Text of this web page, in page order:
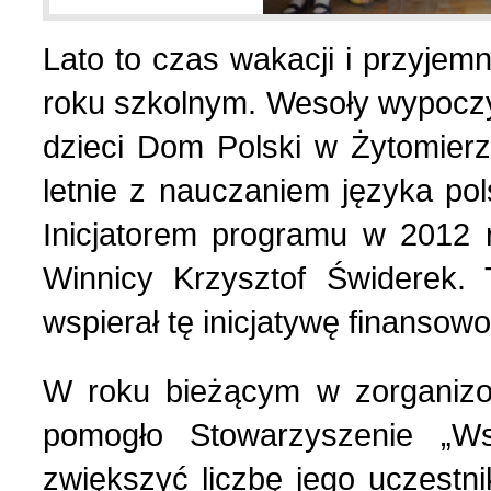
List do redakcji (7)
Literatura (2)
Losy Polaków
Losy rodzin polskich (3)
Mozaika w PDF (47)
1 (156) 2024 r. (5)
4 (155) 2023 r. (1)
3 (154) 2023 r. (1)
2 (153) 2023 r. (1)
4 (151) 2022 r. (2)
Lato to czas wakacji i
roku szkolnym. Wesoły
dzieci Dom Polski w
letnie z nauczaniem języka
Inicjatorem programu w 2012
Winnicy Krzysztof
wspierał tę inicjatywę
W roku bieżącym w
pomogło Stowarzyszenie
zwiększyć liczbę jego